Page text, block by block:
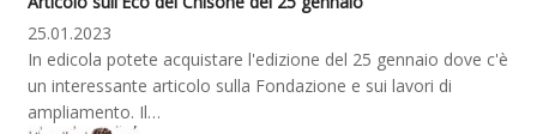
25.01.2023
In edicola potete acquistare l'edizione del 25 gennaio dove c'è
un interessante articolo sulla Fondazione e sui lavori di
ampliamento. Il…